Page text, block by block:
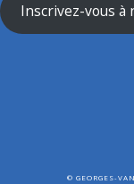
Inscrivez-vous
© GEORGES-